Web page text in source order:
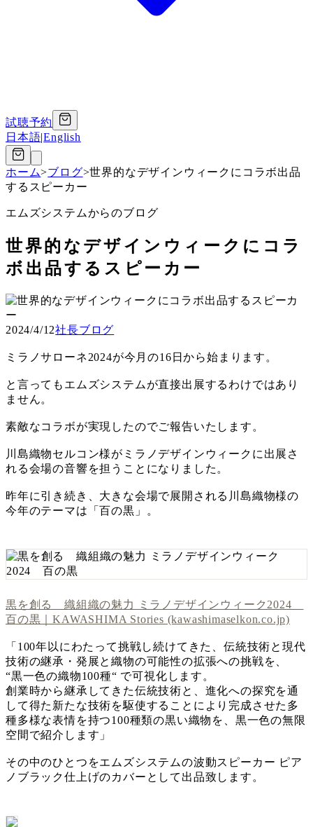
試聴予約
日本語|English
ホーム>ブログ>世界的なデザインウィークにコラボ出品
するスピーカー
エムズシステムからのブログ
世界的なデザインウィークにコラ
ボ出品するスピーカー
2024/4/12社長ブログ
ミラノサローネ2024が今月の16日から始まります。
と言ってもエムズシステムが直接出展するわけではあり
ません。
素敵なコラボが実現したのでご報告いたします。
川島織物セルコン様がミラノデザインウィークに出展さ
れる会場の音響を担うことになりました。
昨年に引き続き、大きな会場で展開される川島織物様の
今年のテーマは「百の黒」。
黒を創る 織組織の魅力 ミラノデザインウィーク2024
百の黒｜KAWASHIMA Stories (kawashimaselkon.co.jp)
「100年以にわたって挑戦し続けてきた、伝統技術と現代
技術の継承・発展と織物の可能性の拡張への挑戦を、
“黒一色の織物100種“ で可視化します。
創業時から継承してきた伝統技術と、進化への探究を通
して得た新たな技術を駆使することにより完成させた多
種多様な表情を持つ100種類の黒い織物を、黒一色の無限
空間で紹介します」
その中のひとつをエムズシステムの波動スピーカー ピア
ノブラック仕上げのカバーとして出品致します。